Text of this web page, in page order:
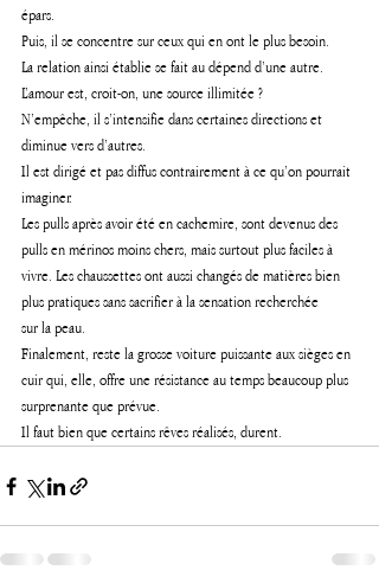
épars.
Puis, il se concentre sur ceux qui en ont le plus besoin.
La relation ainsi établie se fait au dépend d’une autre.
L’amour est, croit-on, une source illimitée ?
N’empêche, il s’intensifie dans certaines directions et
diminue vers d’autres.
Il est dirigé et pas diffus contrairement à ce qu’on pourrait
imaginer.
Les pulls après avoir été en cachemire, sont devenus des
pulls en mérinos moins chers, mais surtout plus faciles à
vivre. Les chaussettes ont aussi changés de matières bien
plus pratiques sans sacrifier à la sensation recherchée
sur la peau.
Finalement, reste la grosse voiture puissante aux sièges en
cuir qui, elle, offre une résistance au temps beaucoup plus
surprenante que prévue.
Il faut bien que certains rêves réalisés, durent.